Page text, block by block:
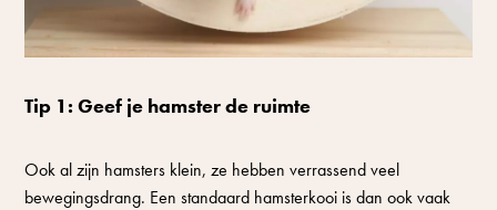
Tip 1: Geef je hamster de ruimte
Ook al zijn hamsters klein, ze hebben verrassend veel
bewegingsdrang. Een standaard hamsterkooi is dan ook vaak